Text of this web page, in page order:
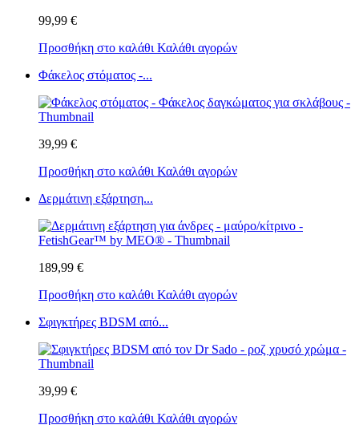
99,99 €
Προσθήκη στο καλάθι Καλάθι αγορών
Φάκελος στόματος -...
39,99 €
Προσθήκη στο καλάθι Καλάθι αγορών
Δερμάτινη εξάρτηση...
189,99 €
Προσθήκη στο καλάθι Καλάθι αγορών
Σφιγκτήρες BDSM από...
39,99 €
Προσθήκη στο καλάθι Καλάθι αγορών